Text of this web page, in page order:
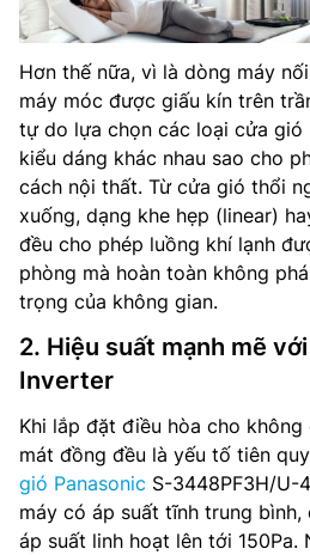
Hơn thế nữa, vì là dòng máy
máy móc được giấu kín trên
tự do lựa chọn các loại cửa gió
kiểu dáng khác nhau sao cho
cách nội thất. Từ cửa gió thổi
xuống, dạng khe hẹp (linear)
đều cho phép luồng khí lạnh
phòng mà hoàn toàn không
trọng của không gian.
2. Hiệu suất mạnh mẽ
Inverter
Khi lắp đặt điều hòa cho không
mát đồng đều là yếu tố tiên
gió Panasonic S-3448PF3H/U-
máy có áp suất tĩnh trung
áp suất linh hoạt lên tới 150Pa.